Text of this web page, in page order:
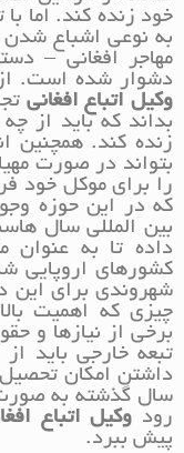
خود زنده کند. اما با
به نوعی اشباع
مهاجر افغانی –
دشوار شده است.
وکیل اتباع افغانی
بداند که باید از
زنده کند. همچنین
بتواند در صورت
را برای موکل خود
که در این حوزه
بین المللی سال
داده تا به عنوان
کشورهای اروپایی
شهروندی برای این
چیزی که اهمیت
برخی از نیازها و
تبعه خارجی باید
داشتن امکان
سال گذشته به
رود وکیل اتباع
پیش ببرد.